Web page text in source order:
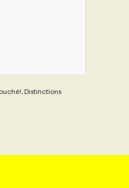
Distinctions